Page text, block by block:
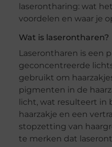
laserontharing: wat
voordelen en waar je
Wat is laserontharen?
Laserontharen is een
geconcentreerde
gebruikt om
pigmenten in de
licht, wat resulteert in
haarzakje en een
stopzetting van
te merken dat